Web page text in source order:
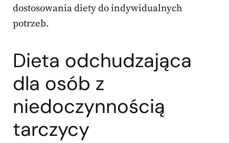
dostosowania diety do indywidualnych
potrzeb.
Dieta odchudzająca
dla osób z
niedoczynnością
tarczycy